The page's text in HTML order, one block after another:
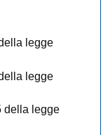
legge
legge
della legge